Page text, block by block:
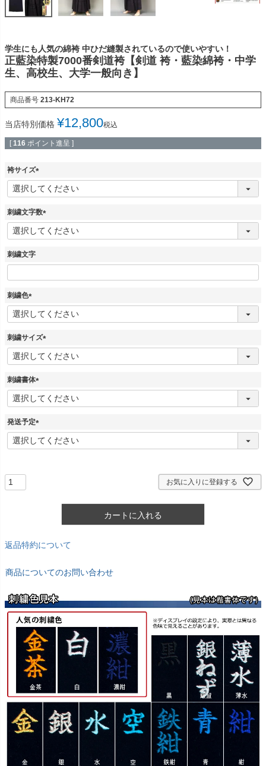
学生にも人気の綿袴 中ひだ縫製されているので使いやすい！
正藍染特製7000番剣道袴【剣道 袴・藍染綿袴・中学
生、高校生、大学一般向き】
商品番号 213-KH72
当店特別価格 ¥12,800税込
[ 116 ポイント進呈 ]
袴サイズ
(
必
)
刺繍文字数
(
必
刺繍文字
刺繍色
(
必
)
刺繍サイズ
(
必
刺繍書体
(
必
)
発送予定
(
必
お気に入りに登録する
カートに入れる
返品特約について
商品についてのお問い合わせ